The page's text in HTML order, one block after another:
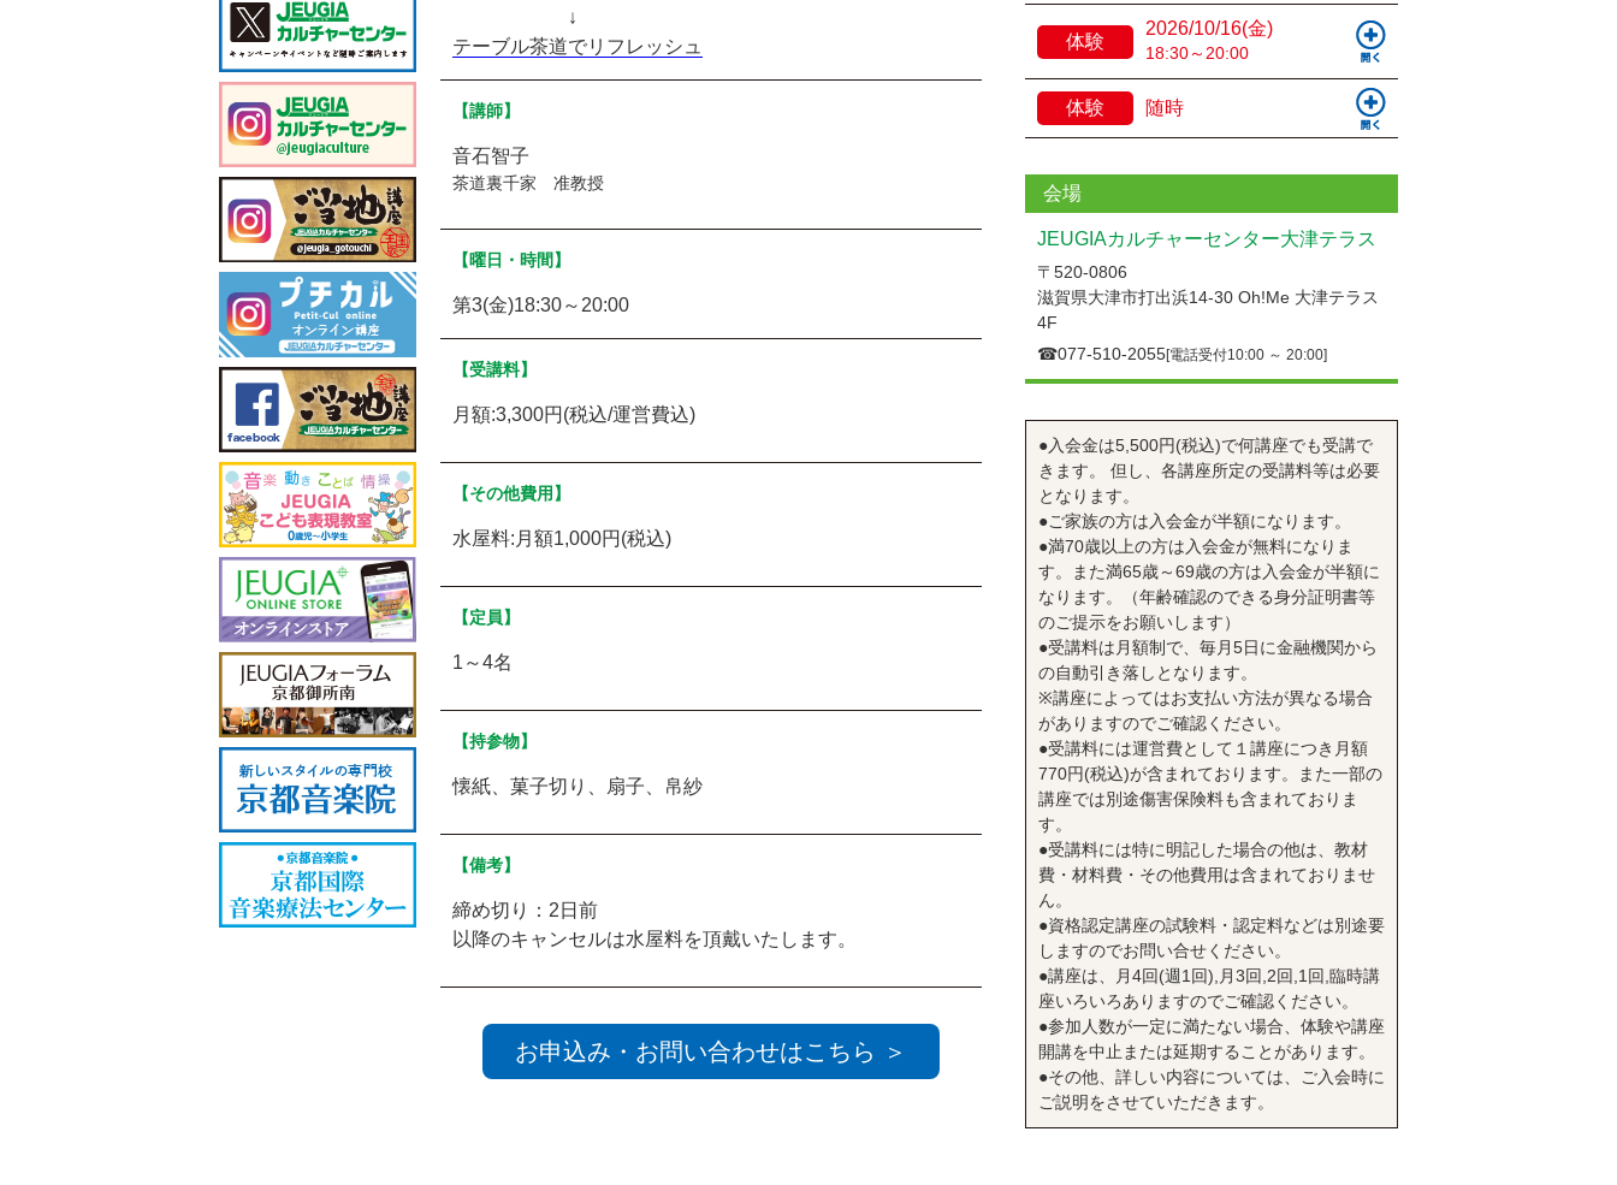
↓
テーブル茶道でリフレッシュ
【講師】
音石智子
茶道裏千家 准教授
【曜日・時間】
第3(金)18:30～20:00
【受講料】
月額:3,300円(税込/運営費込)
【その他費用】
水屋料:月額1,000円(税込)
【定員】
1～4名
【持参物】
懐紙、菓子切り、扇子、帛紗
【備考】
締め切り：2日前
以降のキャンセルは水屋料を頂戴いたします。
お申込み・お問い合わせはこちら ＞
体験
2026/10/16(金)
18:30～20:00
体験 随時
会場
JEUGIAカルチャーセンター大津テラス
〒520-0806
滋賀県大津市打出浜14-30 Oh!Me 大津テラス
4F
☎︎077-510-2055[電話受付10:00 ～ 20:00]
●入会金は5,500円(税込)で何講座でも受講で
きます。 但し、各講座所定の受講料等は必要
となります。
●ご家族の方は入会金が半額になります。
●満70歳以上の方は入会金が無料になりま
す。また満65歳～69歳の方は入会金が半額に
なります。（年齢確認のできる身分証明書等
のご提示をお願いします）
●受講料は月額制で、毎月5日に金融機関から
の自動引き落しとなります。
※講座によってはお支払い方法が異なる場合
がありますのでご確認ください。
●受講料には運営費として１講座につき月額
770円(税込)が含まれております。また一部の
講座では別途傷害保険料も含まれておりま
す。
●受講料には特に明記した場合の他は、教材
費・材料費・その他費用は含まれておりませ
ん。
●資格認定講座の試験料・認定料などは別途要
しますのでお問い合せください。
●講座は、月4回(週1回),月3回,2回,1回,臨時講
座いろいろありますのでご確認ください。
●参加人数が一定に満たない場合、体験や講座
開講を中止または延期することがあります。
●その他、詳しい内容については、ご入会時に
ご説明をさせていただきます。